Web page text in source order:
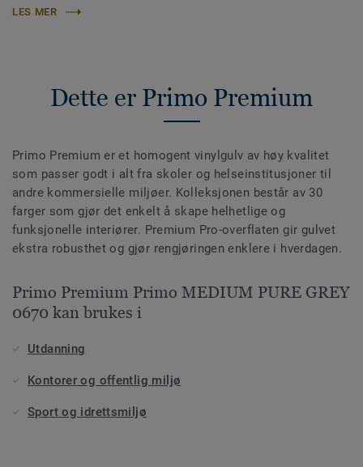
LES MER
Dette er Primo Premium
Primo Premium er et homogent vinylgulv av høy kvalitet
som passer godt i alt fra skoler og helseinstitusjoner til
andre kommersielle miljøer. Kolleksjonen består av 30
farger som gjør det enkelt å skape helhetlige og
funksjonelle interiører. Premium Pro-overflaten gir gulvet
ekstra robusthet og gjør rengjøringen enklere i hverdagen.
Primo Premium Primo MEDIUM PURE GREY
0670 kan brukes i
Utdanning
Kontorer og offentlig miljø
Sport og idrettsmiljø